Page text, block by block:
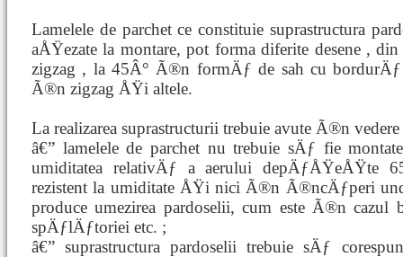
Lamelele de parchet ce constituie suprastructura
aÅŸezate la montare, pot forma diferite desene ,
zigzag , la 45Â° Ã®n formÄƒ de sah cu bordurÄƒ
Ã®n zigzag ÅŸi altele.
La realizarea suprastructurii trebuie avute Ã®n
â€” lamelele de parchet nu trebuie sÄƒ fie
umiditatea relativÄƒ a aerului depÄƒÅŸeÅŸte
rezistent la umiditate ÅŸi nici Ã®n Ã®ncÄƒperi
produce umezirea pardoselii, cum este Ã®n cazul
spÄƒlÄƒtoriei etc. ;
â€” suprastructura pardoselii trebuie sÄƒ